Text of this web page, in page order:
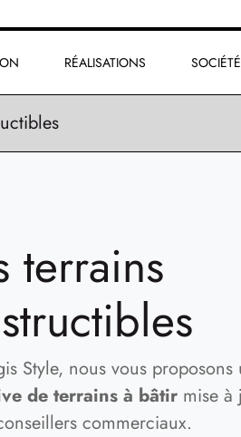
RÉALISATIONS SOCIÉTÉ
terrains
Style, nous vous proposons
de terrains à bâtirmise à
commerciaux.